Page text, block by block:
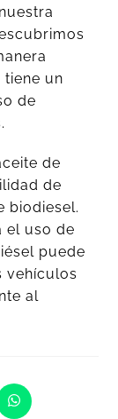
tiene un
de
de
de
biodiesel.
el uso de
puede
vehículos
al